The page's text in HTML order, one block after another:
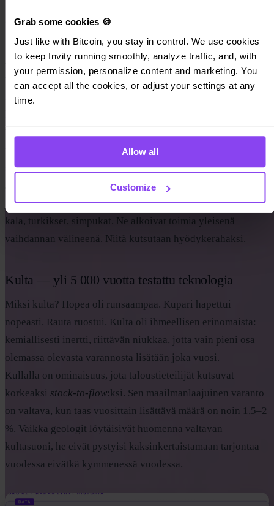
Grab some cookies 🍪
Just like with Bitcoin, you stay in control. We use cookies
to keep Invity running smoothly, analyze traffic, and, with
your permission, personalize content and marketing. You
can accept all the cookies, or adjust your settings at any
time.
Allow all
Customize
metalliin, kolikoista paperiin, paperista pikseleihin.
Jos sinulla on lapsuusmuisto tarrojen vaihdosta, tiedät miltä
vaihtokauppa näyttää — tavaran suora vaihto tavaraan. Se
lakkaa toimimasta hetkellä, jolloin puuseppä tarvitsee
tarpeenyhteensattuman ongelmaksi“ ja se on ensimmäinen
syy, miksi raha syntyi.
Jo esihistoriallisissa kulttuureissa ihmiset huomasivat, että
jotkut esineet hyväksytään kaikkialla. Suola, vilja, kuivattu
kala, turkikset, simpukat. Ne alkoivat toimia yleisenä
vaihdannan välineenä. Niitä kutsutaan hyödykerahaksi.
Kulta — yli 5 000 vuotta testattu teknologia
Miksi kulta? Hopea oli runsaampaa. Kupari hapettui
nopeasti. Rauta ruostui. Kulta oli ihmeellisen erinomaista:
kemiallisesti inertti, riittävän niukkaa, jotta vain pieni osa
olemassa olevasta varannosta lisätään joka vuosi.
Kullalla on ominaisuus, jota taloustieteilijät kutsuvat
korkeaksi stock-to-flow:ksi. Sen maailmanlaajuinen varanto
on valtava, kun taas vuosittain lisättävä määrä on noin 1,5–2
%. Vaikka geologit löytäisivät huomenna valtavan
kultasuoni, he eivät pystyisi kaksinkertaistamaan tarjontaa
vuodessa eivätkä kymmenessä vuodessa.